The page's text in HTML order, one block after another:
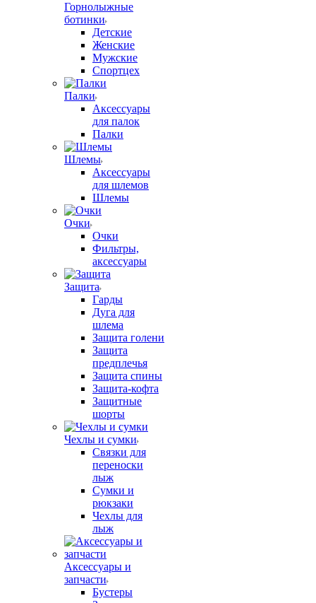
Горнолыжные
ботинки
Детские
Женские
Мужские
Спортцех
Палки
Аксессуары
для палок
Палки
Шлемы
Аксессуары
для шлемов
Шлемы
Очки
Очки
Фильтры,
аксессуары
Защита
Гарды
Дуга для
шлема
Защита голени
Защита
предплечья
Защита спины
Защита-кофта
Защитные
шорты
Чехлы и сумки
Связки для
переноски
лыж
Сумки и
рюкзаки
Чехлы для
лыж
Аксессуары и
запчасти
Бустеры